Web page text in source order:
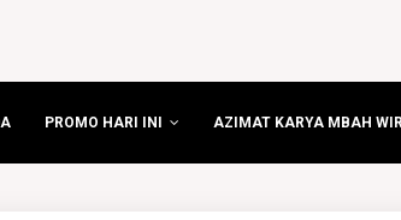
PROMO HARI INI AZIMAT KARYA MBAH